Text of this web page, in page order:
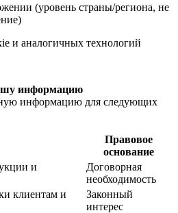
(уровень страны/региона, не
и аналогичных технологий
информацию
информацию для следующих
Правовое
основание
и
Договорная
необходимость
клиентам и
Законный
интерес